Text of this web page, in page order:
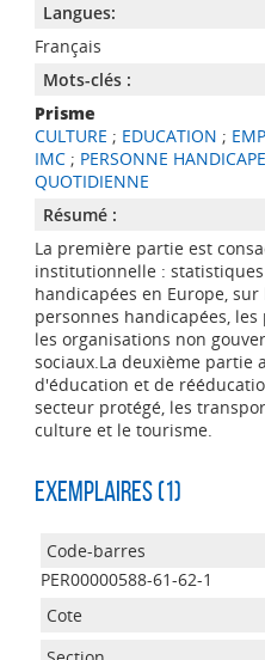
Langues:
Français
Mots-clés :
Prisme
CULTURE ; EDUCATION ;
IMC; PERSONNE
QUOTIDIENNE
Résumé :
La première partie est
institutionnelle :
handicapées en Europe,
personnes handicapées,
les organisations non
sociaux.La deuxième partie
d'éducation et de
secteur protégé, les
culture et le tourisme.
Exemplaires (1)
PER00000588-61-62-1